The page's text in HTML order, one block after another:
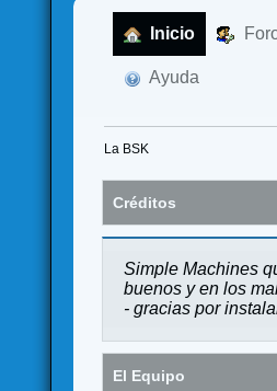
Inicio
Ayuda
La BSK
Créditos
Simple Machines
buenos y en los
- gracias por
El Equipo